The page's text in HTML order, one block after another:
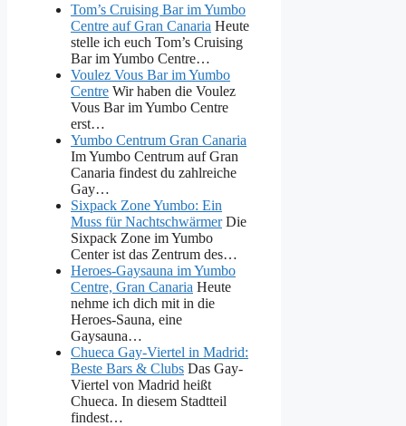
Tom’s Cruising Bar im Yumbo
Centre auf Gran Canaria Heute
stelle ich euch Tom’s Cruising
Bar im Yumbo Centre…
Voulez Vous Bar im Yumbo
Centre Wir haben die Voulez
Vous Bar im Yumbo Centre
erst…
Yumbo Centrum Gran Canaria
Im Yumbo Centrum auf Gran
Canaria findest du zahlreiche
Gay…
Sixpack Zone Yumbo: Ein
Muss für NachtschwärmerDie
Sixpack Zone im Yumbo
Center ist das Zentrum des…
Heroes-Gaysauna im Yumbo
Centre, Gran Canaria Heute
nehme ich dich mit in die
Heroes-Sauna, eine
Gaysauna…
Chueca Gay-Viertel in Madrid:
Beste Bars & Clubs Das Gay-
Viertel von Madrid heißt
Chueca. In diesem Stadtteil
findest…